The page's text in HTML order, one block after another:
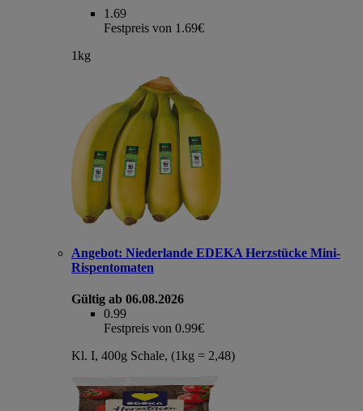
1.69
Festpreis von 1.69€
1kg
Angebot: Niederlande EDEKA Herzstücke Mini-
Rispentomaten
Gültig ab 06.08.2026
0.99
Festpreis von 0.99€
Kl. I, 400g Schale, (1kg = 2,48)